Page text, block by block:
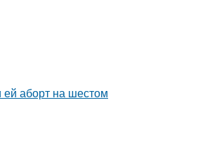
ей аборт на шестом